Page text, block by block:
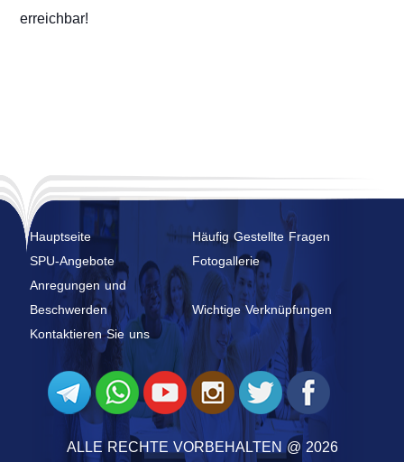
erreichbar!
Hauptseite
Häufig Gestellte Fragen
SPU-Angebote
Fotogallerie
Anregungen und
Beschwerden
Wichtige Verknüpfungen
Kontaktieren Sie uns
ALLE RECHTE VORBEHALTEN @ 2026